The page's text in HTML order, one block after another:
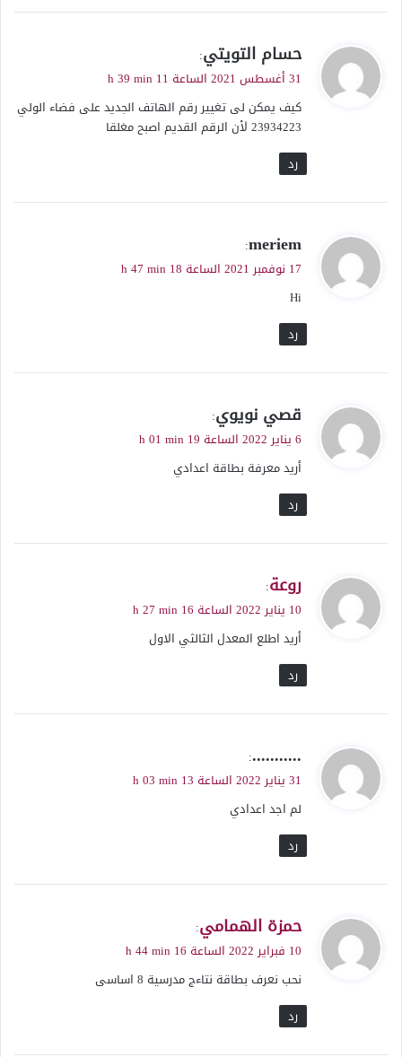
ي
ق
ل
حسام التويتي:
31 أغسطس 2021 الساعة 11 h 39 min
كيف يمكن لى تغيير رقم الهاتف الجديد على فضاء الولي
23934223 لأن الرقم القديم اصبح مغلقا
رد
ي
ق
ل
meriem
:
17 نوفمبر 2021 الساعة 18 h 47 min
Hi
رد
ي
ق
ل
قصي نويوي:
6 يناير 2022 الساعة 19 h 01 min
أريد معرفة بطاقة اعدادي
رد
ي
ق
ل
روعة:
10 يناير 2022 الساعة 16 h 27 min
أريد اطلع المعدل الثالثي الاول
رد
ق
ل
...........
:
31 يناير 2022 الساعة 13 h 03 min
لم اجد اعدادي
رد
ي
ق
ل
حمزة الهمامي:
10 فبراير 2022 الساعة 16 h 44 min
نحب نعرف بطاقة نتاءج مدرسية 8 اساسى
رد